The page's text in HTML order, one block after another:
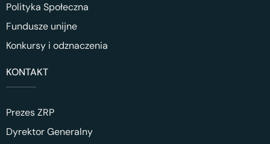
Polityka Społeczna
Fundusze unijne
Konkursy i odznaczenia
KONTAKT
Prezes ZRP
Dyrektor Generalny